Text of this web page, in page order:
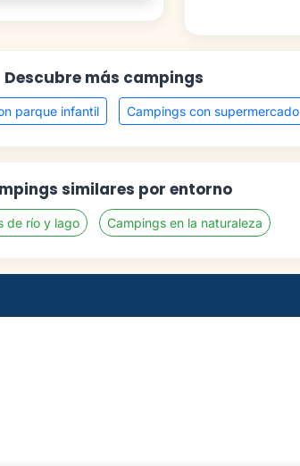
Descubre más campings
parque infantil Campings con supermercado
similares por entorno
de río y lago Campings en la naturaleza